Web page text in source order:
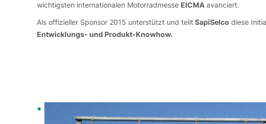
wichtigsten internationalen Motorradmesse EICMAavanciert.
Als offizieller Sponsor 2015 unterstützt und teiltSapiSelco diese
Entwicklungs- und Produkt-Knowhow.